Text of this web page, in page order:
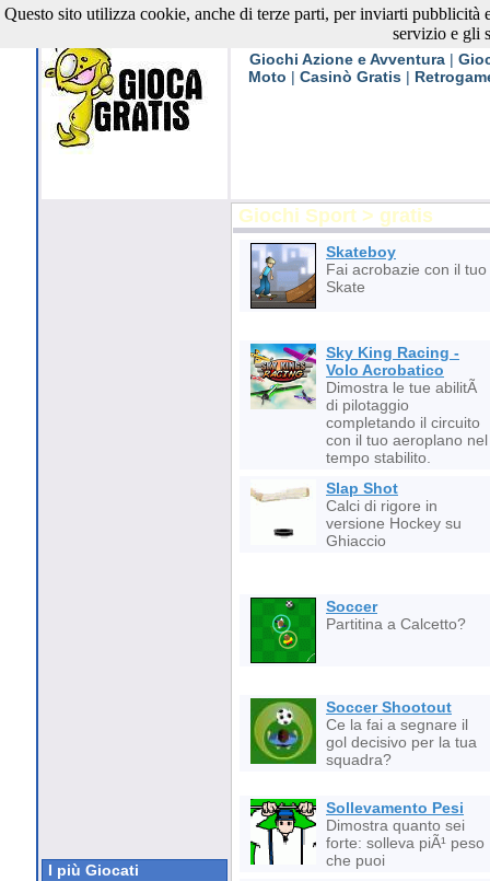
Giochi Gratis
Giochi Azione e Avventura |
Moto | Casinò Gratis |
I più Giocati
Giochi Sport > gratis
Skateboy
Fai acrobazie con il tuo
Skate
Sky King Racing -
Volo Acrobatico
Dimostra le tue abilitÃ
di pilotaggio
completando il circuito
con il tuo aeroplano nel
tempo stabilito.
Slap Shot
Calci di rigore in
versione Hockey su
Ghiaccio
Soccer
Partitina a Calcetto?
Soccer Shootout
Ce la fai a segnare il
gol decisivo per la tua
squadra?
Sollevamento Pesi
Dimostra quanto sei
forte: solleva piÃ¹ peso
che puoi
Questo sito utilizza cookie, anche di terze parti, per inviarti
servizio e gli